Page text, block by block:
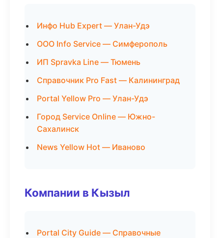
Инфо Hub Expert — Улан-Удэ
ООО Info Service — Симферополь
ИП Spravka Line — Тюмень
Справочник Pro Fast — Калининград
Portal Yellow Pro — Улан-Удэ
Город Service Online — Южно-
Сахалинск
News Yellow Hot — Иваново
Компании в Кызыл
Portal City Guide — Справочные